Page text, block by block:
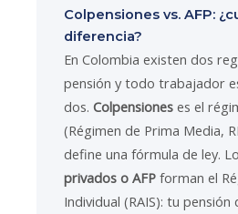
Colpensiones vs. AFP:
diferencia?
En Colombia existen dos
pensión y todo trabajador
dos. Colpensiones es el
(Régimen de Prima Media,
define una fórmula de ley.
privados o AFP forman el
Individual (RAIS): tu pensión